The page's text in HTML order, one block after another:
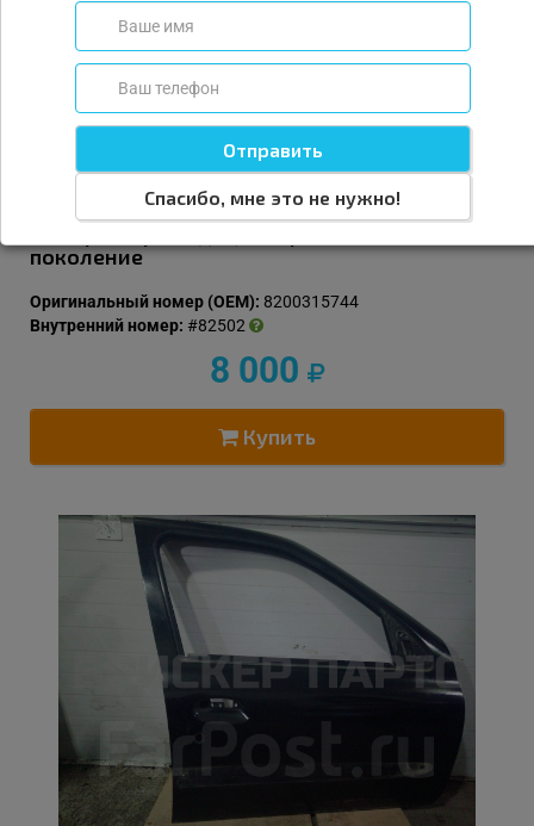
поколение
Оригинальный номер (OEM): 8200315744
Внутренний номер: #82502
8 000
Купить
Спасибо, мне это не нужно!